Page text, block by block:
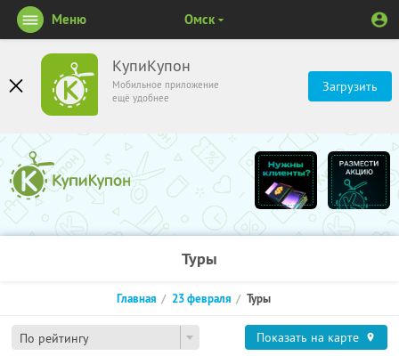
КупиКупон
Мобильное приложение
ещё удобнее
Загрузить
Меню Омск
Туры
По рейтингу
Главная 23 февраля Туры
Показать на карте